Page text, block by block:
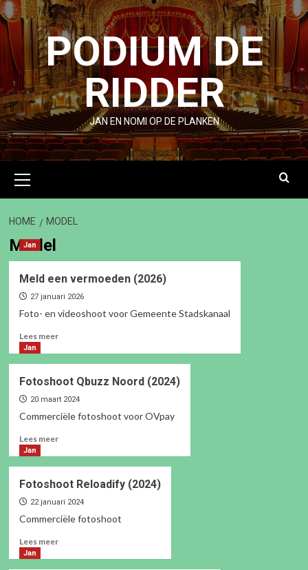
Ga
naar
de
inhoud
PODIUM DE
RIDDER
JAN EN NOMI OP DE PLANKEN
menu
HOME MODEL
Model
Jan
Meld een vermoeden (2026)
27 januari 2026
Foto- en videoshoot voor Gemeente Stadskanaal
Lees meerLees
een
vermoeden
(2026)
Jan
Fotoshoot Qbuzz Noord (2024)
20 maart 2024
Commerciële fotoshoot voor OVpay
Lees meerLees
Qbuzz
Noord
(2024)
Jan
Fotoshoot Reloadify (2024)
22 januari 2024
Commerciële fotoshoot
Lees meerLees
Jan